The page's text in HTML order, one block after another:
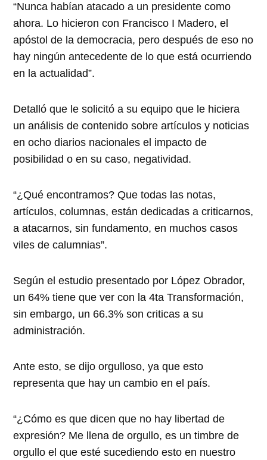
“Nunca habían atacado a un presidente como
ahora. Lo hicieron con Francisco I Madero, el
apóstol de la democracia, pero después de eso no
hay ningún antecedente de lo que está ocurriendo
en la actualidad”.
Detalló que le solicitó a su equipo que le hiciera
un análisis de contenido sobre artículos y noticias
en ocho diarios nacionales el impacto de
posibilidad o en su caso, negatividad.
“¿Qué encontramos? Que todas las notas,
artículos, columnas, están dedicadas a criticarnos,
a atacarnos, sin fundamento, en muchos casos
viles de calumnias”.
Según el estudio presentado por López Obrador,
un 64% tiene que ver con la 4ta Transformación,
sin embargo, un 66.3% son criticas a su
administración.
Ante esto, se dijo orgulloso, ya que esto
representa que hay un cambio en el país.
“¿Cómo es que dicen que no hay libertad de
expresión? Me llena de orgullo, es un timbre de
orgullo el que esté sucediendo esto en nuestro